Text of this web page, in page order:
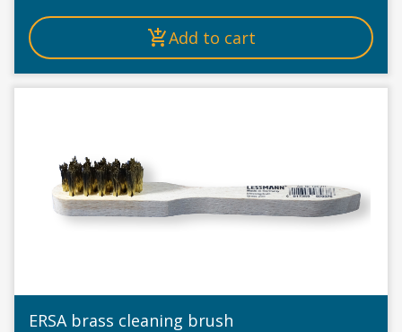
Add to cart
ERSA brass cleaning brush